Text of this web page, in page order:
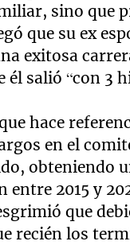
sino que
que su ex
exitosa
él salió “con 3
hace
en el
obteniendo
2015 y
que
recién los